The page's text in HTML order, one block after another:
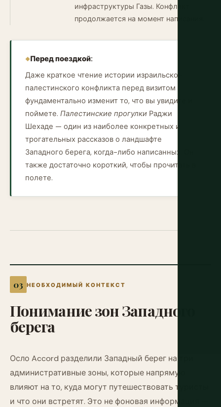
инфраструктуры Газы. Конфликт
продолжается на момент написания.
Перед поездкой:
Даже краткое чтение истории израильско-
палестинского конфликта перед визитом
фундаментально изменит то, что вы увидите и
поймете. Палестинские прогулки Раджи
Шехаде — один из наиболее конкретных и
трогательных рассказов о ландшафте
Западного берега, когда-либо написанных. Он
также достаточно короткий, чтобы прочитать в
полете.
НЕОБХОДИМЫЙ КОНТЕКСТ
ПониманиезонЗападного
берега
Осло Accord разделили Западный берег на три
административные зоны, которые напрямую
влияют на то, куда могут путешествовать туристы
и что они встретят. Это не фоновая информация —